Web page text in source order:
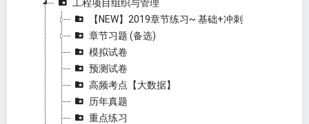
工程项目组织与管理
【NEW】2019章节练习~ 基础+冲刺
章节习题 (备选)
模拟试卷
预测试卷
高频考点【大数据】
历年真题
重点练习